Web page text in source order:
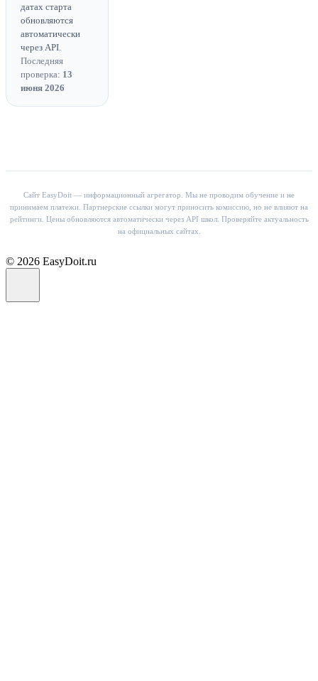
датах старта
обновляются
автоматически
через API.
Последняя
проверка: 13
июня 2026
Сайт EasyDoit — информационный агрегатор. Мы не проводим обучение и не
принимаем платежи. Партнерские ссылки могут приносить комиссию, но не влияют на
рейтинги. Цены обновляются автоматически через API школ. Проверяйте актуальность
на официальных сайтах.
© 2026 EasyDoit.ru